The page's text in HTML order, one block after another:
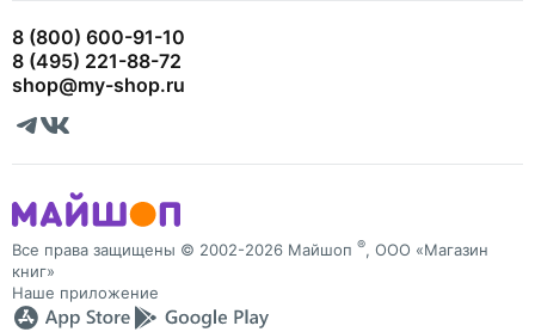
8 (800) 600-91-10
8 (495) 221-88-72
shop@my-shop.ru
Все права защищены © 2002-2026 Майшоп ®, ООО «Магазин
книг»
Наше приложение